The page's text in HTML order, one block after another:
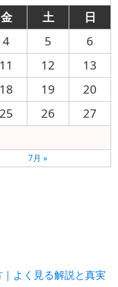
金 土
日
4 5
6
11 12
13
18 19
20
25 26
27
7月 »
よく見る解説と真実